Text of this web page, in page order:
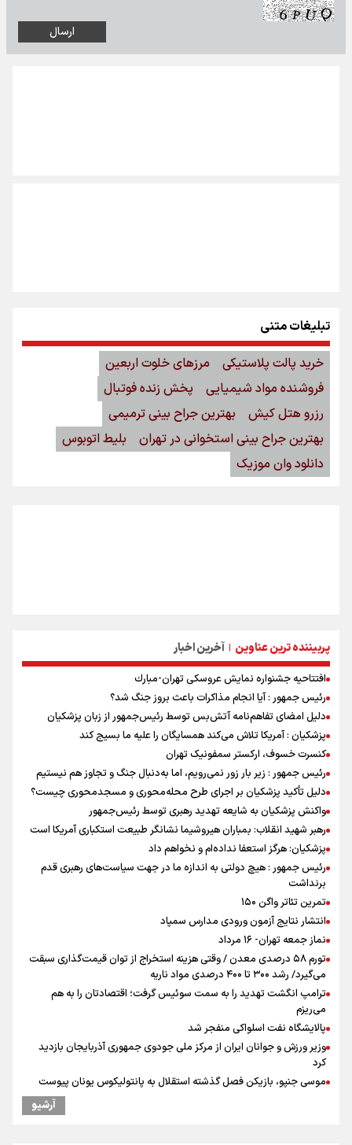
پربیننده ترین عناوین | آخرین اخبار
افتتاحیه جشنواره نمايش عروسكى تهران-مبارك
رئیس جمهور : آیا انجام مذاکرات باعث بروز جنگ شد؟
دلیل امضای تفاهم‌نامه آتش‌بس توسط رئیس‌جمهور از زبان پزشکیان
پزشکیان : آمریکا تلاش می‌کند همسایگان را علیه ما بسیج کند
کنسرت خسوف، ارکستر سمفونیک تهران
رئیس جمهور : زیر بار زور نمی‌رویم، اما به‌دنبال جنگ و تجاوز هم نیستیم
دلیل تأکید پزشکیان بر اجرای طرح محله‌محوری و مسجدمحوری چیست؟
واکنش پزشکیان به شایعه تهدید رهبری توسط رئیس‌جمهور
رهبر شهید انقلاب: بمباران هیروشیما نشانگر طبیعت استکباری آمریکا است
پزشکیان: هرگز استعفا نداده‌ام و نخواهم داد
رئیس جمهور : هیچ دولتی به اندازه ما در جهت سیاست‌های رهبری قدم
برنداشت
تمرین تئاتر واگن ۱۵۰
انتشار نتایج آزمون ورودی مدارس سمپاد
نماز جمعه تهران- ۱۶ مرداد
تورم ۵۸ درصدی معدن / وقتی هزینه استخراج از توان قیمت‌گذاری سبقت
می‌گیرد/ رشد ۳۰۰ تا ۴۰۰ درصدی مواد ناریه
ترامپ انگشت تهدید را به سمت سوئیس گرفت؛ اقتصادتان را به هم
می‌ریزم
پالایشگاه نفت اسلواکی منفجر شد
وزیر ورزش و جوانان ایران از مرکز ملی جودوی جمهوری آذربایجان بازدید
کرد
موسی جنپو، بازیکن فصل گذشته استقلال به پانتولیکوس یونان پیوست
بازدید وزیر ورزش ایران از مجموعه ملی تیراندازی باکو یکی از مجهزترین
آرشیو
تبلیغات متنی
خرید پالت پلاستیکی
مرزهای خلوت اربعین
فروشنده مواد شیمیایی
پخش زنده فوتبال
رزرو هتل کیش
بهترین جراح بینی ترمیمی
بهترین جراح بینی استخوانی در تهران
بلیط اتوبوس
دانلود وان موزیک